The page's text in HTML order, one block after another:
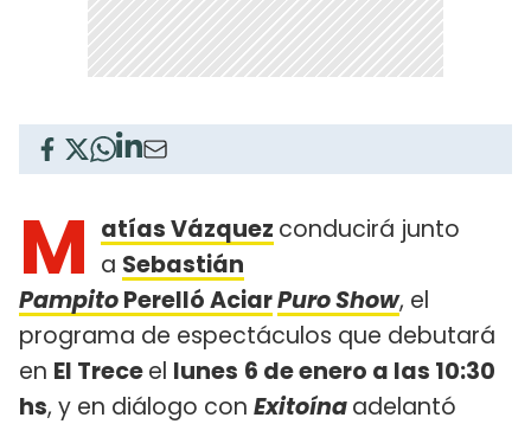
M atías Vázquez conducirá junto
a Sebastián
PampitoPerelló AciarPuro Show, el
programa de espectáculos que debutará
en El Treceel lunes 6 de enero a las 10:30
hs, y en diálogo con Exitoínaadelantó